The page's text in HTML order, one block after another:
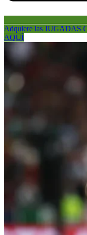
Adquiere las JUGADAS
AQUÍ